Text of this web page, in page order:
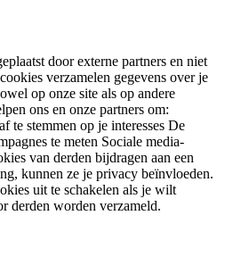
door externe partners en niet
verzamelen gegevens over je
op onze site als op andere
ons en onze partners om:
te stemmen op je interesses De
te meten Sociale media-
van derden bijdragen aan een
kunnen ze je privacy beïnvloeden.
uit te schakelen als je wilt
derden worden verzameld.